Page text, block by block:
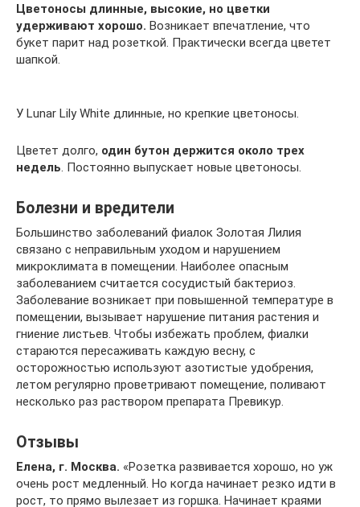
Цветоносы длинные, высокие, но цветки
удерживают хорошо. Возникает впечатление, что
букет парит над розеткой. Практически всегда цветет
шапкой.
У Lunar Lily White длинные, но крепкие цветоносы.
Цветет долго, один бутон держится около трех
недель . Постоянно выпускает новые цветоносы.
Болезни и вредители
Большинство заболеваний фиалок Золотая Лилия
связано с неправильным уходом и нарушением
микроклимата в помещении. Наиболее опасным
заболеванием считается сосудистый бактериоз.
Заболевание возникает при повышенной температуре в
помещении, вызывает нарушение питания растения и
гниение листьев. Чтобы избежать проблем, фиалки
стараются пересаживать каждую весну, с
осторожностью используют азотистые удобрения,
летом регулярно проветривают помещение, поливают
несколько раз раствором препарата Превикур.
Отзывы
Елена, г. Москва. «Розетка развивается хорошо, но уж
очень рост медленный. Но когда начинает резко идти в
рост, то прямо вылезает из горшка. Начинает краями